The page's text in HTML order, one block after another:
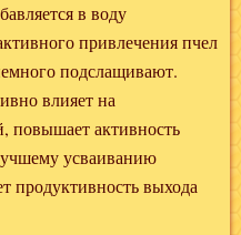
в воду
привлечения пчел
подслащивают.
влияет на
повышает активность
усваиванию
продуктивность выхода